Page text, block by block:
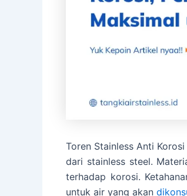
Toren Stainless Anti
dari stainless steel.
terhadap korosi.
untuk air yang akan